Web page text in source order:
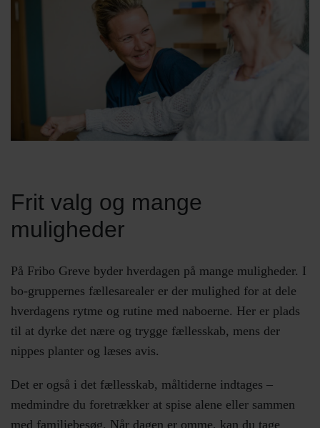
Frit valg og mange
muligheder
På Fribo Greve byder hverdagen på mange muligheder. I
bo-gruppernes fællesarealer er der mulighed for at dele
hverdagens rytme og rutine med naboerne. Her er plads
til at dyrke det nære og trygge fællesskab, mens der
nippes planter og læses avis.
Det er også i det fællesskab, måltiderne indtages –
medmindre du foretrækker at spise alene eller sammen
med familiebesøg. Når dagen er omme, kan du tage